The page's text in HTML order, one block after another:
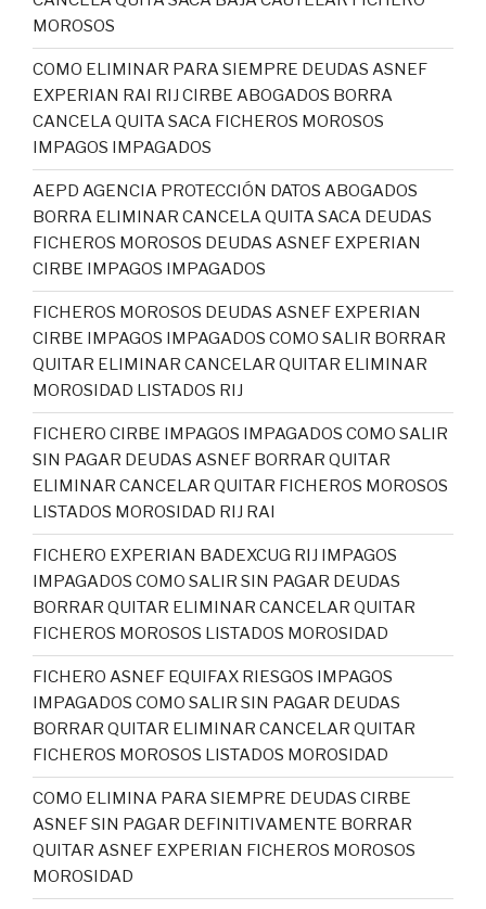
MOROSOS
COMO ELIMINAR PARA SIEMPRE DEUDAS ASNEF
EXPERIAN RAI RIJ CIRBE ABOGADOS BORRA
CANCELA QUITA SACA FICHEROS MOROSOS
IMPAGOS IMPAGADOS
AEPD AGENCIA PROTECCIÓN DATOS ABOGADOS
BORRA ELIMINAR CANCELA QUITA SACA DEUDAS
FICHEROS MOROSOS DEUDAS ASNEF EXPERIAN
CIRBE IMPAGOS IMPAGADOS
FICHEROS MOROSOS DEUDAS ASNEF EXPERIAN
CIRBE IMPAGOS IMPAGADOS COMO SALIR BORRAR
QUITAR ELIMINAR CANCELAR QUITAR ELIMINAR
MOROSIDAD LISTADOS RIJ
FICHERO CIRBE IMPAGOS IMPAGADOS COMO SALIR
SIN PAGAR DEUDAS ASNEF BORRAR QUITAR
ELIMINAR CANCELAR QUITAR FICHEROS MOROSOS
LISTADOS MOROSIDAD RIJ RAI
FICHERO EXPERIAN BADEXCUG RIJ IMPAGOS
IMPAGADOS COMO SALIR SIN PAGAR DEUDAS
BORRAR QUITAR ELIMINAR CANCELAR QUITAR
FICHEROS MOROSOS LISTADOS MOROSIDAD
FICHERO ASNEF EQUIFAX RIESGOS IMPAGOS
IMPAGADOS COMO SALIR SIN PAGAR DEUDAS
BORRAR QUITAR ELIMINAR CANCELAR QUITAR
FICHEROS MOROSOS LISTADOS MOROSIDAD
COMO ELIMINA PARA SIEMPRE DEUDAS CIRBE
ASNEF SIN PAGAR DEFINITIVAMENTE BORRAR
QUITAR ASNEF EXPERIAN FICHEROS MOROSOS
MOROSIDAD